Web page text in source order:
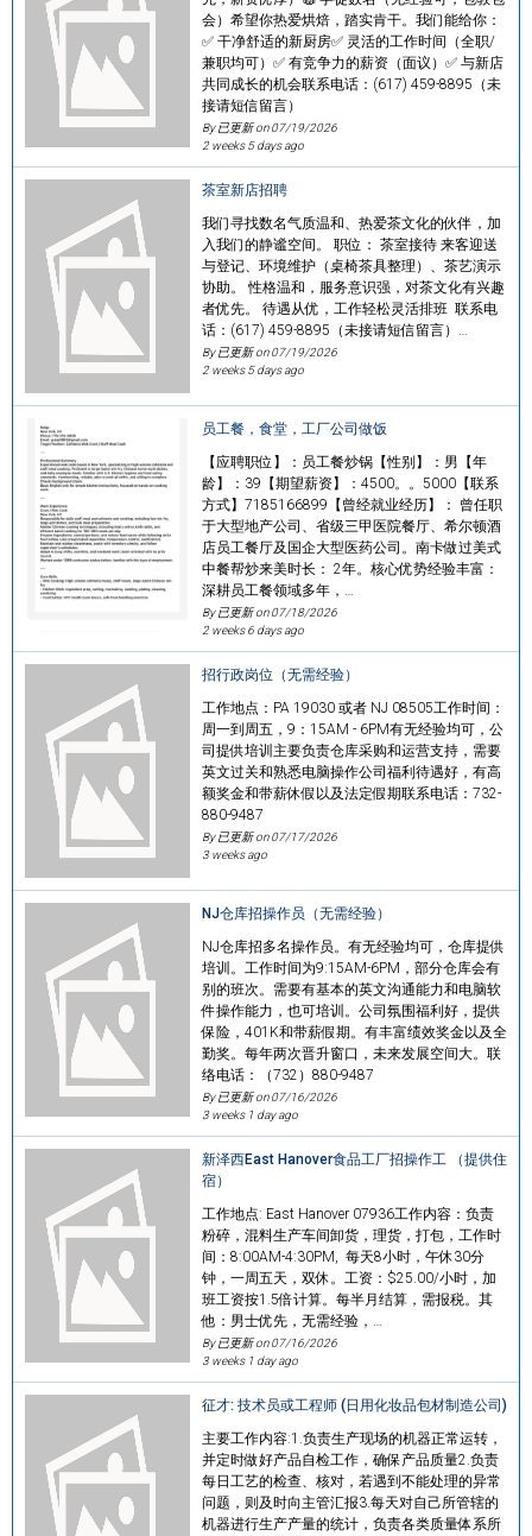
会）希望你热爱烘焙，踏实肯干。我们能给你：
✅ 干净舒适的新厨房✅ 灵活的工作时间（全职/
兼职均可）✅ 有竞争力的薪资（面议）✅ 与新店
共同成长的机会联系电话：(617) 459-8895（未
接请短信留言）
By 已更新 on07/19/2026
2 weeks 5 days ago
茶室新店招聘
我们寻找数名气质温和、热爱茶文化的伙伴，加
入我们的静谧空间。 职位： 茶室接待 来客迎送
与登记、环境维护（桌椅茶具整理）、茶艺演示
协助。 性格温和，服务意识强，对茶文化有兴趣
者优先。 待遇从优，工作轻松灵活排班 联系电
话：(617) 459-8895（未接请短信留言）…
By 已更新 on07/19/2026
2 weeks 5 days ago
员工餐，食堂，工厂公司做饭
【应聘职位】：员工餐炒锅【性别】：男【年
龄】：39【期望薪资】：4500。。5000【联系
方式】7185166899【曾经就业经历】： 曾任职
于大型地产公司、省级三甲医院餐厅、希尔顿酒
店员工餐厅及国企大型医药公司。南卡做过美式
中餐帮炒来美时长： 2年。核心优势经验丰富：
深耕员工餐领域多年，…
By 已更新 on07/18/2026
2 weeks 6 days ago
招行政岗位（无需经验）
工作地点：PA 19030 或者 NJ 08505工作时间：
周一到周五，9：15AM - 6PM有无经验均可，公
司提供培训主要负责仓库采购和运营支持，需要
英文过关和熟悉电脑操作公司福利待遇好，有高
额奖金和带薪休假以及法定假期联系电话：732-
880-9487
By 已更新 on07/17/2026
3 weeks ago
NJ仓库招操作员（无需经验）
NJ仓库招多名操作员。有无经验均可，仓库提供
培训。工作时间为9:15AM-6PM，部分仓库会有
别的班次。需要有基本的英文沟通能力和电脑软
件操作能力，也可培训。公司氛围福利好，提供
保险，401K和带薪假期。有丰富绩效奖金以及全
勤奖。每年两次晋升窗口，未来发展空间大。联
络电话：（732）880-9487
By 已更新 on07/16/2026
3 weeks 1 day ago
新泽西East Hanover食品工厂招操作工 （提供住
宿）
工作地点: East Hanover 07936工作内容：负责
粉碎，混料生产车间卸货，理货，打包，工作时
间：8:00AM-4:30PM, 每天8小时，午休30分
钟，一周五天，双休。工资：$25.00/小时，加
班工资按1.5倍计算。每半月结算，需报税。其
他：男士优先，无需经验，…
By 已更新 on07/16/2026
3 weeks 1 day ago
征才: 技术员或工程师 (日用化妆品包材制造公司)
主要工作内容:1.负责生产现场的机器正常运转，
并定时做好产品自检工作，确保产品质量2.负责
每日工艺的检查、核对，若遇到不能处理的异常
问题，则及时向主管汇报3.每天对自己所管辖的
机器进行生产产量的统计，负责各类质量体系所